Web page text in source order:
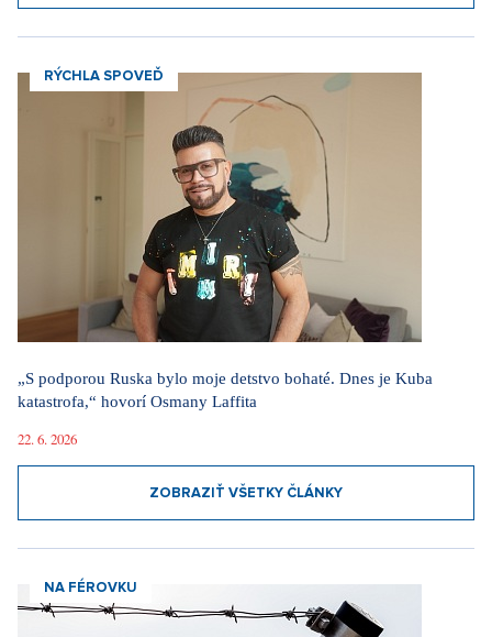
RÝCHLA SPOVEĎ
„S podporou Ruska bylo moje detstvo bohaté. Dnes je Kuba
katastrofa,“ hovorí Osmany Laffita
22. 6. 2026
ZOBRAZIŤ VŠETKY ČLÁNKY
NA FÉROVKU